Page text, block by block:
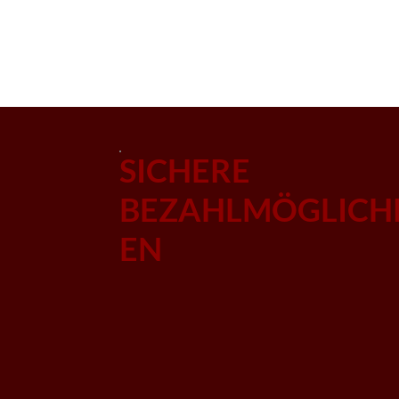
SICHERE
EN